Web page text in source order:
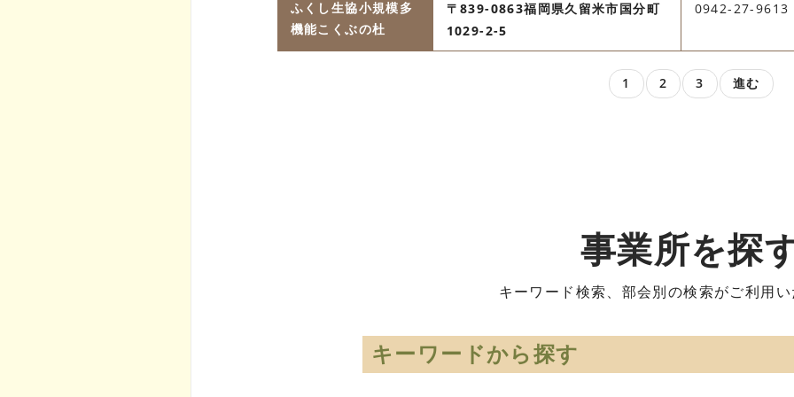
ふくし生協小規模多
機能こくぶの杜
〒839-0863福岡県久留米市国分町
1029-2-5
0942-27-9613
1 2 3 進む
事業所を探
キーワード検索、部会別の検索がご利用い
キーワードから探す